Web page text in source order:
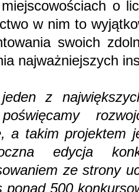
o
w nim to
swoich
najważniejszych
z
a takim projektem
edycja
ze strony
ponad 500